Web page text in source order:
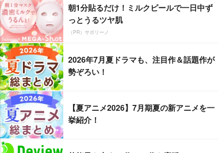
朝1分貼るだけ！ミルクピールで一日中ず
っとうるツヤ肌
（PR）サボリーノ
2026年7月夏ドラマも、注目作＆話題作が
勢ぞろい！
【夏アニメ2026】7月期夏の新アニメを一
挙紹介！